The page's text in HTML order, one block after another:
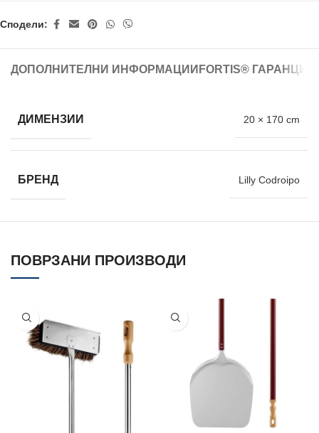
Сподели:
ДОПОЛНИТЕЛНИ ИНФОРМАЦИИ FORTIS®
ДИМЕНЗИИ 20 × 170 cm
БРЕНД Lilly Codroipo
ПОВРЗАНИ ПРОИЗВОДИ